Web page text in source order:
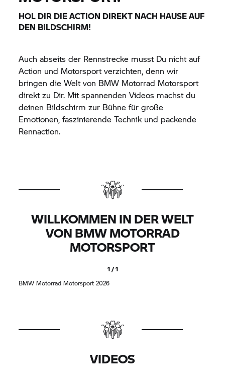
HOL DIR DIE ACTION DIREKT NACH HAUSE AUF
DEN BILDSCHIRM!
Auch abseits der Rennstrecke musst Du nicht auf
Action und Motorsport verzichten, denn wir
bringen die Welt von BMW Motorrad Motorsport
direkt zu Dir. Mit spannenden Videos machst du
deinen Bildschirm zur Bühne für große
Emotionen, faszinierende Technik und packende
Rennaction.
WILLKOMMEN IN DER WELT
VON BMW MOTORRAD
MOTORSPORT
1 / 1
BMW Motorrad Motorsport 2026
VIDEOS